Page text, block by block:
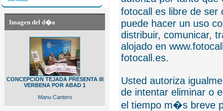
Imagen del d�a
CONCEPCION TEJADA PRESENTA III
VERBENA POR ABAD 1
Manu Cantero
fotocall es libre de
puede hacer un uso
distribuir, comunicar,
alojado en
fotocall.es.
Usted autoriza
de intentar eliminar o
el tiempo m�s breve